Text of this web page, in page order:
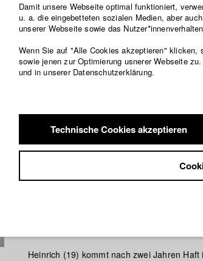
Heinrich (19) kommt nach zwei Jahren
Damit unsere Webseite optimal funktioniert,
u. a. die eingebetteten sozialen Medien, aber
unserer Webseite sowie das
Wenn Sie auf "Alle Cookies akzeptieren" klicken,
sowie jenen zur Optimierung usnerer Webseite
und in unserer Datenschutzerklärung.
Technische Cookies akzeptieren